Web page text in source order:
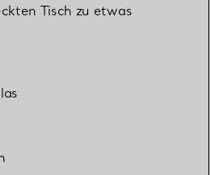
Tisch zu etwas